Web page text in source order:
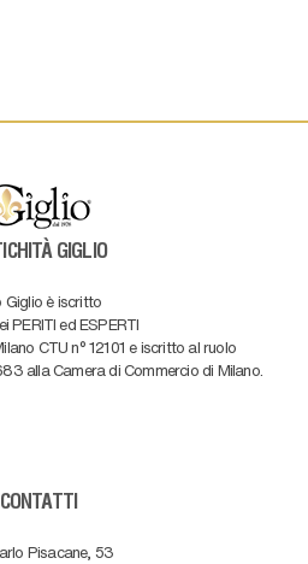
GIGLIO
Giglio è iscritto
PERITI ed ESPERTI
CTU n° 12101 e iscritto al ruolo
alla Camera di Commercio di Milano.
CONTATTI
Pisacane, 53